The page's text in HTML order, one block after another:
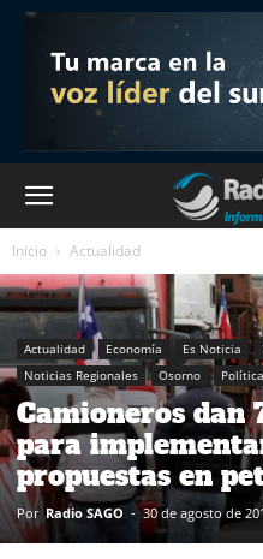
Inicio Actualidad
Actualidad Economía Es Noticia
Noticias Regionales
Osorno Política
Camioneros dan
para
propuestas en
Por Radio SAGO - 30 de agosto de